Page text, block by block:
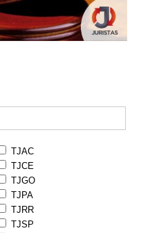
TJAC
TJCE
TJGO
TJPA
TJRR
TJSP